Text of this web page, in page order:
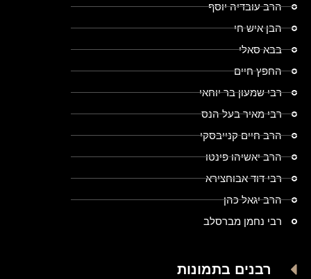
הרב עובדיה יוסף
הבן איש חי
בבא סאלי
החפץ חיים
רבי שמעון בר יוחאי
רבי מאיר בעל הנס
הרב חיים קנייבסקי
הרב יאשיהו פינטו
רבי דוד אבוחצירא
הרב יגאל כהן
רבי נחמן מברסלב
רבנים בתמונות